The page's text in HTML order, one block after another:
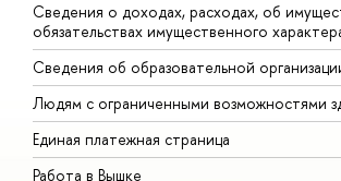
Сведения о доходах, расходах, об
обязательствах имущественного
Сведения об образовательной
Людям с ограниченными возможностями
Единая платежная страница
Работа в Вышке